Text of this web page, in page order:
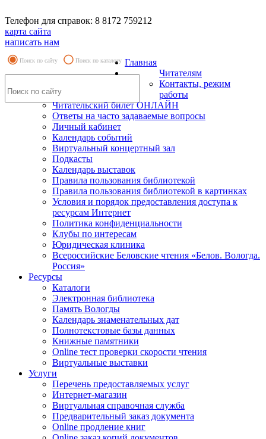
Телефон для справок: 8 8172 759212
карта сайта
написать нам
Поиск по сайту Поиск по каталогу Главная
Читателям
Контакты, режим
работы
Читательский билет ОНЛАЙН
Ответы на часто задаваемые вопросы
Личный кабинет
Календарь событий
Виртуальный концертный зал
Подкасты
Календарь выставок
Правила пользования библиотекой
Правила пользования библиотекой в картинках
Условия и порядок предоставления доступа к
ресурсам Интернет
Политика конфиденциальности
Клубы по интересам
Юридическая клиника
Всероссийские Беловские чтения «Белов. Вологда.
Россия»
Ресурсы
Каталоги
Электронная библиотека
Память Вологды
Календарь знаменательных дат
Полнотекстовые базы данных
Книжные памятники
Online тест проверки скорости чтения
Виртуальные выставки
Услуги
Перечень предоставляемых услуг
Интернет-магазин
Виртуальная справочная служба
Предварительный заказ документа
Online продление книг